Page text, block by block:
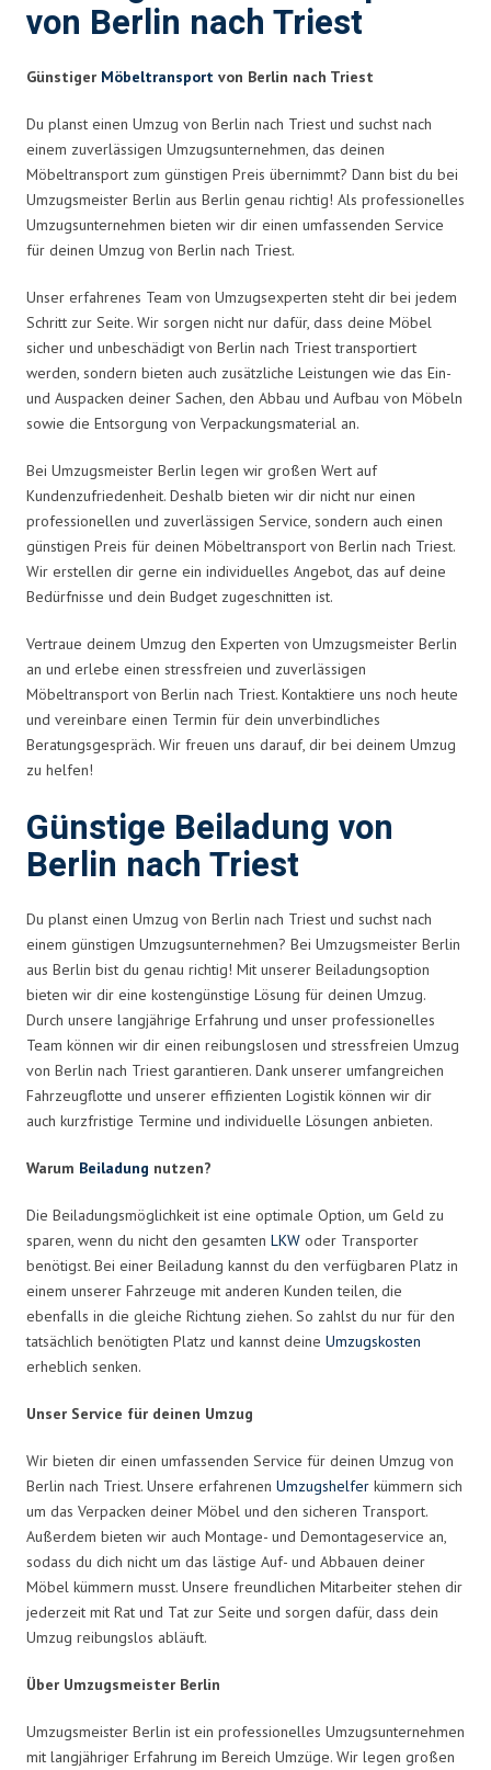
von Berlin nach Triest
Günstiger Möbeltransport von Berlin nach Triest
Du planst einen Umzug von Berlin nach Triest und suchst nach
einem zuverlässigen Umzugsunternehmen, das deinen
Möbeltransport zum günstigen Preis übernimmt? Dann bist du bei
Umzugsmeister Berlin aus Berlin genau richtig! Als professionelles
Umzugsunternehmen bieten wir dir einen umfassenden Service
für deinen Umzug von Berlin nach Triest.
Unser erfahrenes Team von Umzugsexperten steht dir bei jedem
Schritt zur Seite. Wir sorgen nicht nur dafür, dass deine Möbel
sicher und unbeschädigt von Berlin nach Triest transportiert
werden, sondern bieten auch zusätzliche Leistungen wie das Ein-
und Auspacken deiner Sachen, den Abbau und Aufbau von Möbeln
sowie die Entsorgung von Verpackungsmaterial an.
Bei Umzugsmeister Berlin legen wir großen Wert auf
Kundenzufriedenheit. Deshalb bieten wir dir nicht nur einen
professionellen und zuverlässigen Service, sondern auch einen
günstigen Preis für deinen Möbeltransport von Berlin nach Triest.
Wir erstellen dir gerne ein individuelles Angebot, das auf deine
Bedürfnisse und dein Budget zugeschnitten ist.
Vertraue deinem Umzug den Experten von Umzugsmeister Berlin
an und erlebe einen stressfreien und zuverlässigen
Möbeltransport von Berlin nach Triest. Kontaktiere uns noch heute
und vereinbare einen Termin für dein unverbindliches
Beratungsgespräch. Wir freuen uns darauf, dir bei deinem Umzug
zu helfen!
Günstige Beiladung von
Berlin nach Triest
Du planst einen Umzug von Berlin nach Triest und suchst nach
einem günstigen Umzugsunternehmen? Bei Umzugsmeister Berlin
aus Berlin bist du genau richtig! Mit unserer Beiladungsoption
bieten wir dir eine kostengünstige Lösung für deinen Umzug.
Durch unsere langjährige Erfahrung und unser professionelles
Team können wir dir einen reibungslosen und stressfreien Umzug
von Berlin nach Triest garantieren. Dank unserer umfangreichen
Fahrzeugflotte und unserer effizienten Logistik können wir dir
auch kurzfristige Termine und individuelle Lösungen anbieten.
Warum Beiladung nutzen?
Die Beiladungsmöglichkeit ist eine optimale Option, um Geld zu
sparen, wenn du nicht den gesamten LKW oder Transporter
benötigst. Bei einer Beiladung kannst du den verfügbaren Platz in
einem unserer Fahrzeuge mit anderen Kunden teilen, die
ebenfalls in die gleiche Richtung ziehen. So zahlst du nur für den
tatsächlich benötigten Platz und kannst deine Umzugskosten
erheblich senken.
Unser Service für deinen Umzug
Wir bieten dir einen umfassenden Service für deinen Umzug von
Berlin nach Triest. Unsere erfahrenen Umzugshelfer kümmern sich
um das Verpacken deiner Möbel und den sicheren Transport.
Außerdem bieten wir auch Montage- und Demontageservice an,
sodass du dich nicht um das lästige Auf- und Abbauen deiner
Möbel kümmern musst. Unsere freundlichen Mitarbeiter stehen dir
jederzeit mit Rat und Tat zur Seite und sorgen dafür, dass dein
Umzug reibungslos abläuft.
Über Umzugsmeister Berlin
Umzugsmeister Berlin ist ein professionelles Umzugsunternehmen
mit langjähriger Erfahrung im Bereich Umzüge. Wir legen großen